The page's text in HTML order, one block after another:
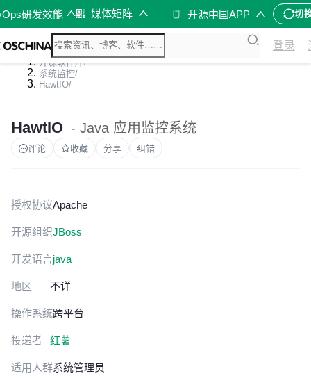
研发效能 媒体矩阵 开源中国APP 切
登录
开源软件库/
系统监控/
HawtIO/
HawtIO - Java 应用监控系统
评论 收藏 分享 纠错
授权协议Apache
开源组织JBoss
开发语言java
地区 不详
操作系统跨平台
投递者 红薯
适用人群系统管理员